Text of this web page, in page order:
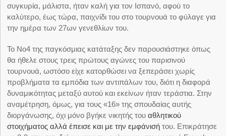
συγκυρία, μάλιστα, ήταν καλή για τον Ισπανό, αφού το
καλύτερο, έως τώρα, παιχνίδι του στο τουρνουά το φύλαγε για
την ημέρα των 27ων γενεθλίων του.
Το Νο4 της παγκόσμιας κατάταξης δεν παρουσιάστηκε όπως
θα ήθελε στους τρεις πρώτους αγώνες του παρισινού
τουρνουά, ωστόσο είχε κατορθώσει να ξεπεράσει χωρίς
προβλήματα τα εμπόδια των αντιπάλων του, διότι η διαφορά
δυναμικότητας μεταξύ αυτού και εκείνων ήταν τεράστια. Στην
αναμέτρηση, όμως, για τους «16» της σπουδαίας αυτής
διοργάνωσης, όχι μόνο βγήκε νικητής τουαθλητικού
στοιχήματος αλλά έπεισε και με την εμφάνισή του. Επικράτησε